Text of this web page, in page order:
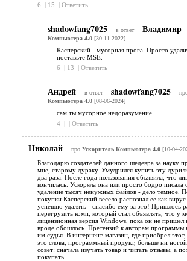
6
| 15 | Ответить
shadowfang7025 в ответ Владимир
Компьютера 4.0[30-11-2022]
Касперский - мусорная прога. Просто
поставьте MSE.
6
| 13 | Ответить
Андрей в ответ shadowfang7025
Компьютера 4.0[08-06-2024]
сам ты мусорное недоразумение
4 | | Ответить
Николай про Ускоритель Компьютера 4.0[10-04-
Благодарю создателей данного шедевра за науку
мне, старому дураку. Умудрился купить эту
два раза. После года пользования объявила, что
кончилась. Ускоряла она или просто бодро писала
удаление тысяч ненужных файлов - дело темное.
покупки Касперский весело распознал ее как вирус
успешно удалять - спасибо ему за это! Пришлось
перегрузить комп, который стал объявлять, что у
лицензионная версия Windows, пока он не пришел
вроде обошлось. Претензий к авторам
им судья. В интернент-магазин, где приобрел
это слова, программный продукт, больше ни
совет: cначала изучать товар и читать отзывы, а
покупать.